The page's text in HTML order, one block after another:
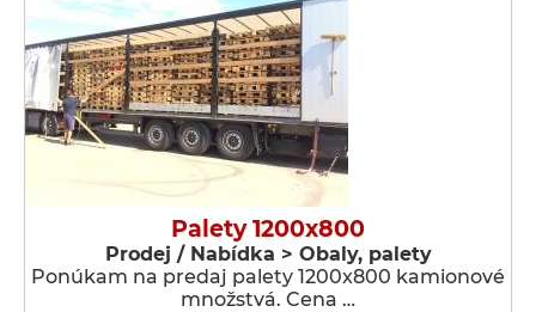
Palety 1200x800
Prodej / Nabídka > Obaly, palety
Ponúkam na predaj palety 1200x800 kamionové
množstvá. Cena …